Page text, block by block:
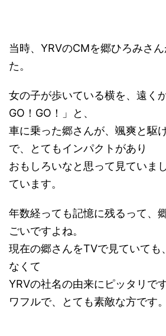
当時、YRVのCMを郷ひろみさ
た。
女の子が歩いている横を、遠く
GO！GO！」と、
車に乗った郷さんが、颯爽と駆
で、とてもインパクトがあり
おもしろいなと思って見ていま
ています。
年数経っても記憶に残るって、
ごいですよね。
現在の郷さんをTVで見ていても
なくて
YRVの社名の由来にピッタリで
ワフルで、とても素敵な方です。